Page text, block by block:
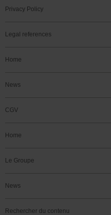
Privacy Policy
Legal references
Home
News
CGV
Home
Le Groupe
News
Rechercher du contenu